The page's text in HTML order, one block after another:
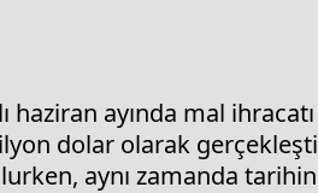
ayında mal ihracatı
dolar olarak
aynı zamanda